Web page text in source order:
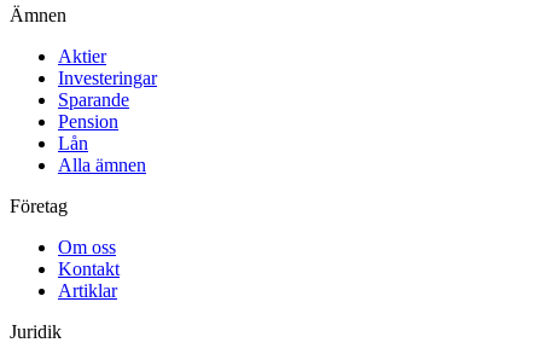
Ämnen
Aktier
Investeringar
Sparande
Pension
Lån
Alla ämnen
Företag
Om oss
Kontakt
Artiklar
Juridik